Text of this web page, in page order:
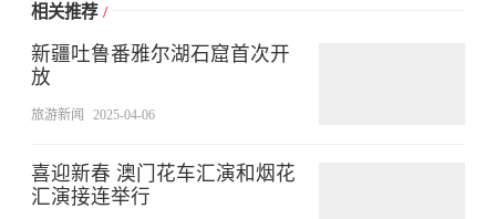
相关推荐 /
新疆吐鲁番雅尔湖石窟首次开
放
旅游新闻 2025-04-06
喜迎新春 澳门花车汇演和烟花
汇演接连举行